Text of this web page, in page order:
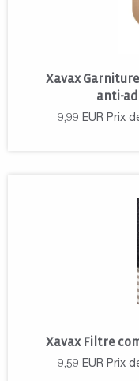
Xavax
anti-
9,99 EUR Prix
Xavax Filtre
9,59 EUR Prix